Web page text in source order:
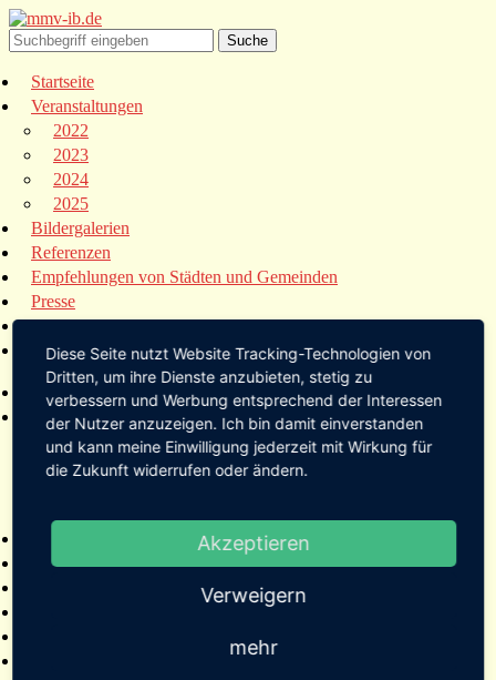
Startseite
Veranstaltungen
2022
2023
2024
2025
Bildergalerien
Referenzen
Empfehlungen von Städten und Gemeinden
Presse
Links
Kontakt
Startseite
Veranstaltungen
2022
2023
Referenzen
Empfehlungen von Städten und Gemeinden
Diese Seite nutzt Website Tracking-Technologien von
Dritten, um ihre Dienste anzubieten, stetig zu
verbessern und Werbung entsprechend der Interessen
der Nutzer anzuzeigen. Ich bin damit einverstanden
und kann meine Einwilligung jederzeit mit Wirkung für
die Zukunft widerrufen oder ändern.
Akzeptieren
Verweigern
mehr